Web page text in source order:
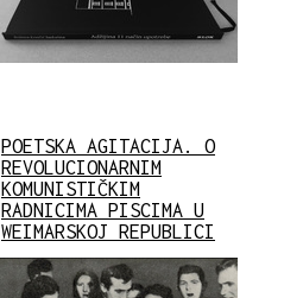
POETSKA AGITACIJA. O
REVOLUCIONARNIM
KOMUNISTIČKIM
RADNICIMA PISCIMA U
WEIMARSKOJ REPUBLICI